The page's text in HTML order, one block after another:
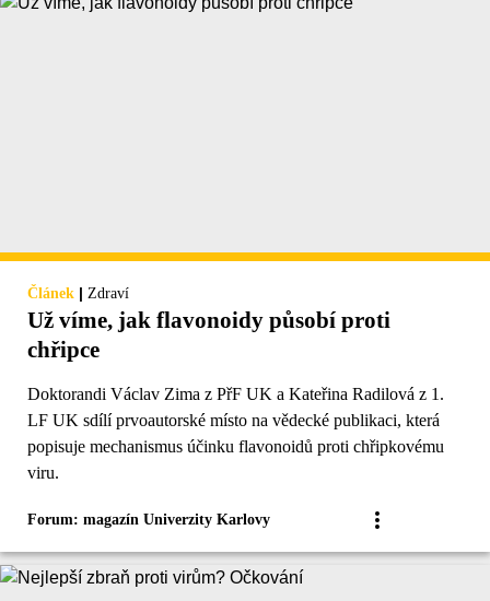
Článek | Zdraví
Už víme, jak flavonoidy působí proti
chřipce
Doktorandi Václav Zima z PřF UK a Kateřina Radilová z 1.
LF UK sdílí prvoautorské místo na vědecké publikaci, která
popisuje mechanismus účinku flavonoidů proti chřipkovému
viru.
Forum: magazín Univerzity Karlovy